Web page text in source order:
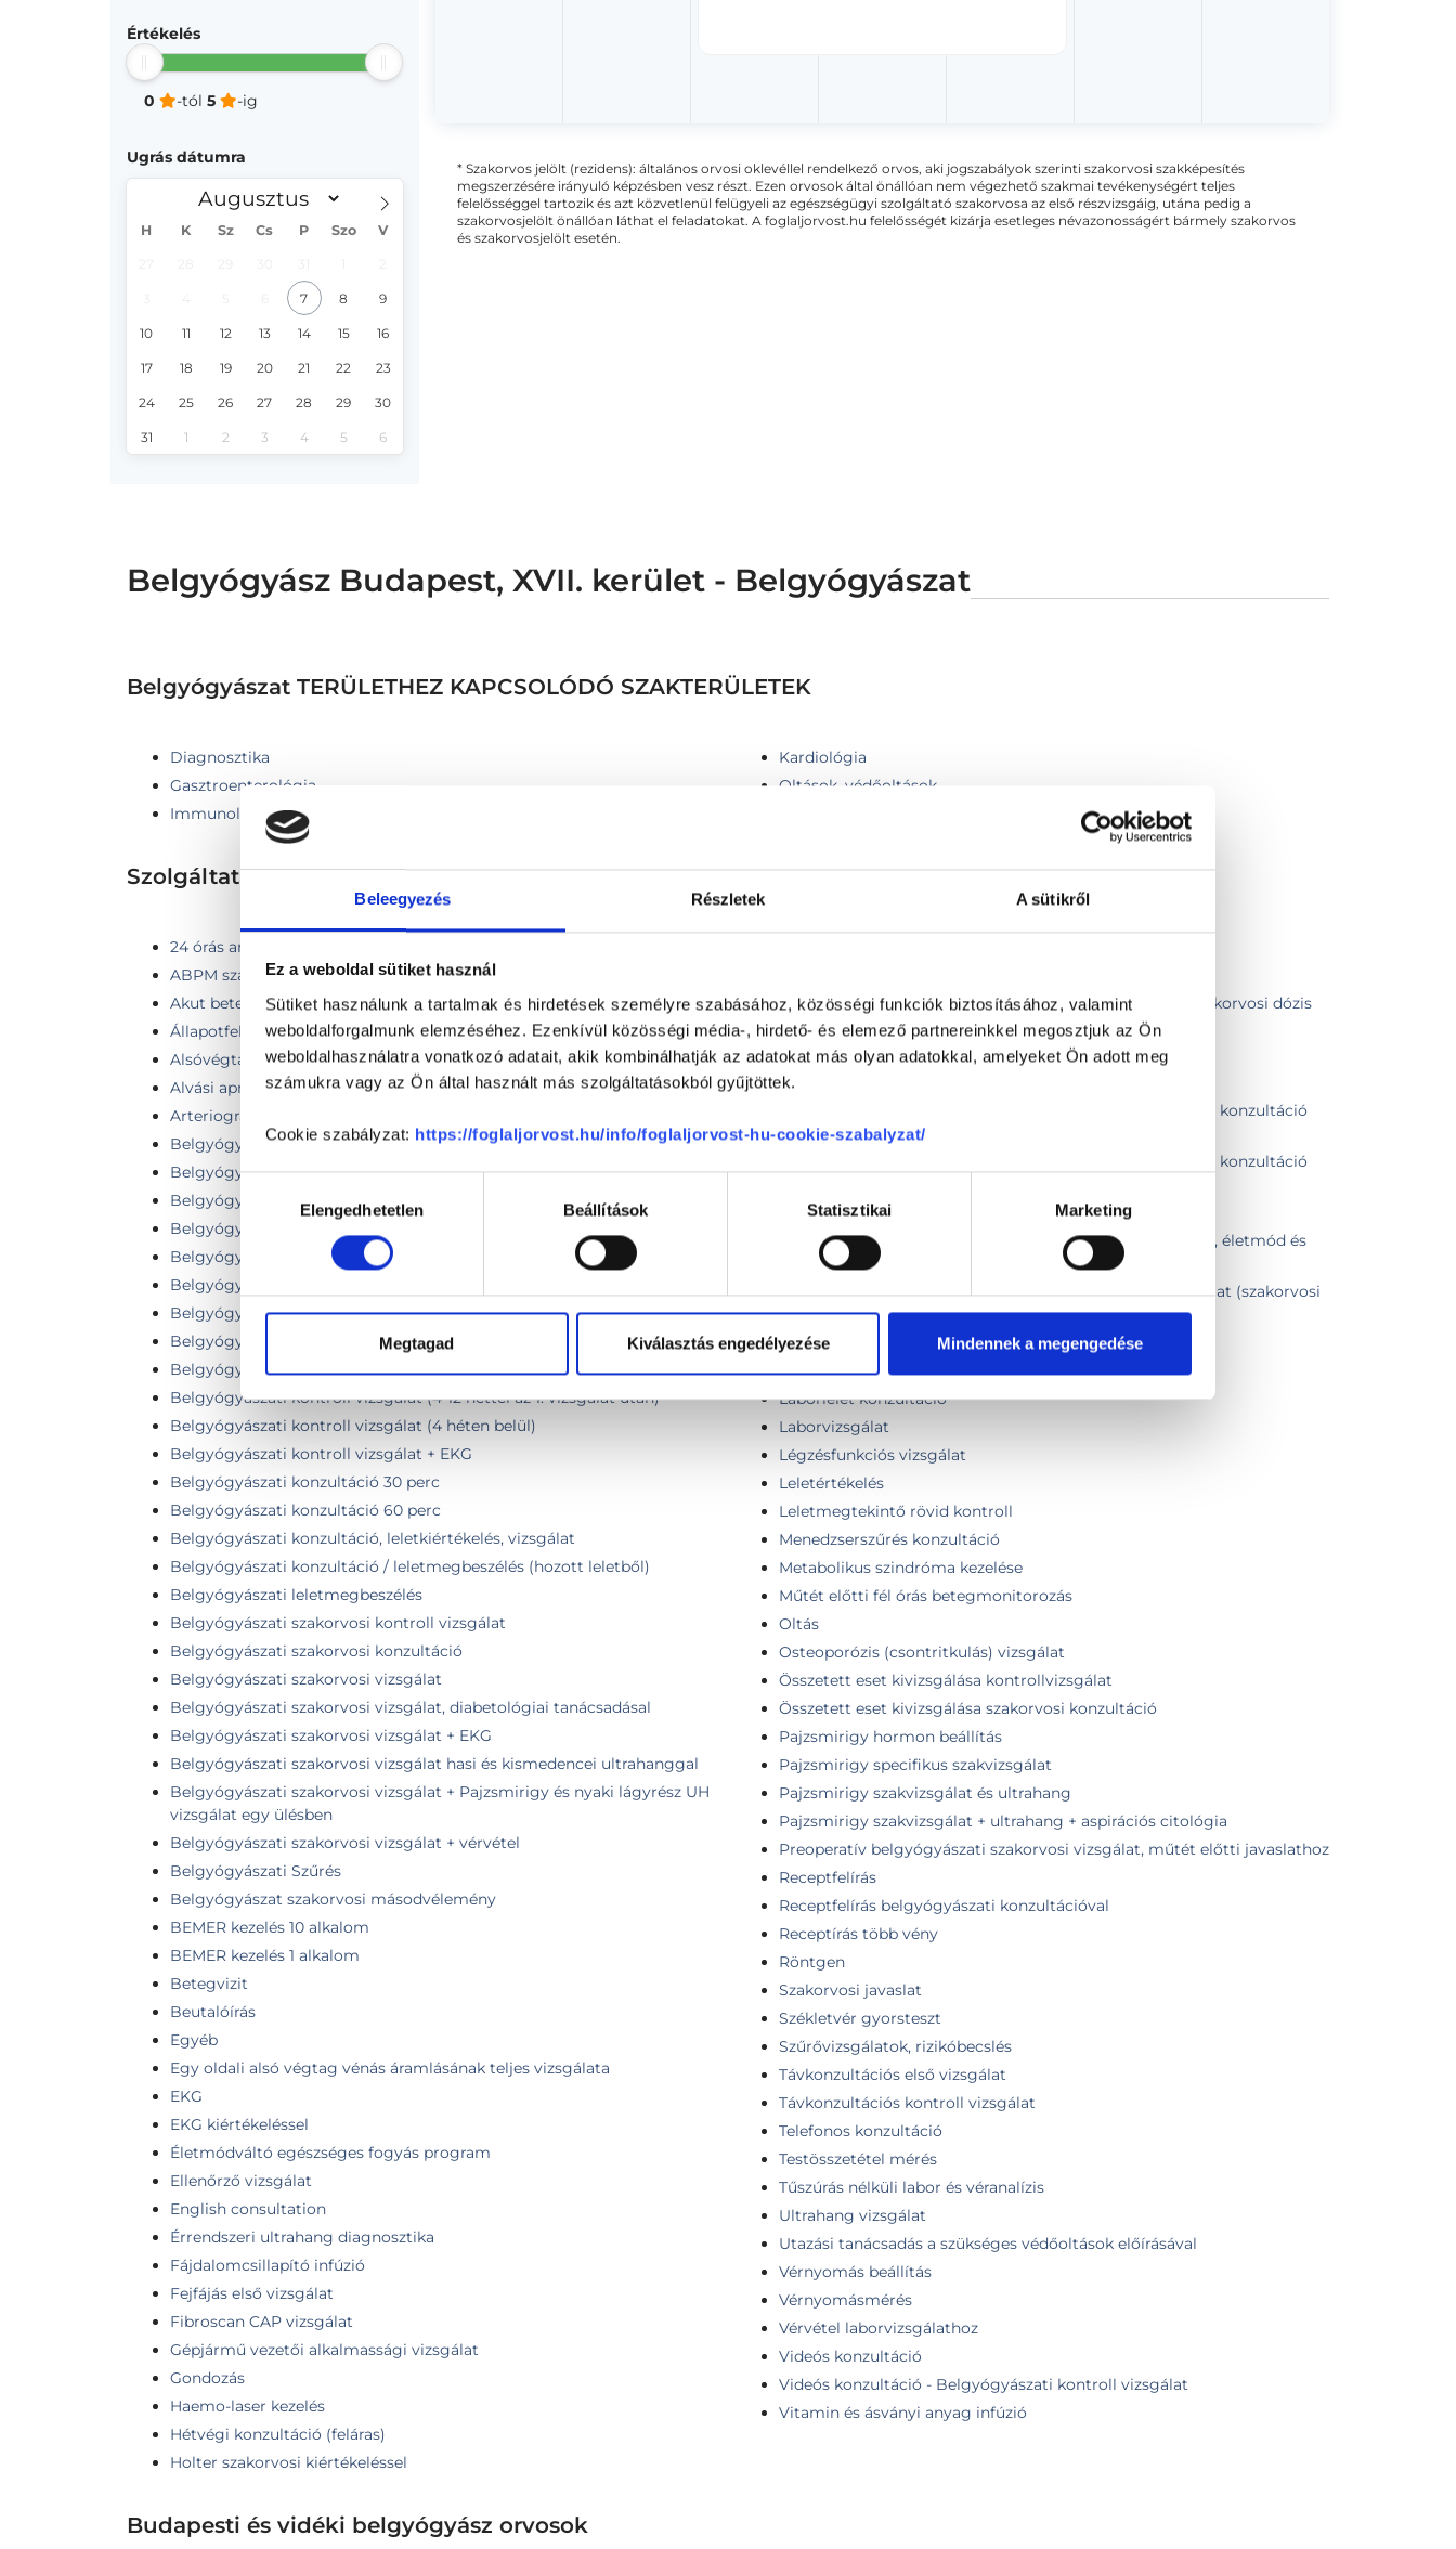
Beleegyezés Részletek A sütikről
Ez a weboldal sütiket használ
Sütiket használunk a tartalmak és hirdetések személyre szabásához, közösségi funkciók biztosításához, valamint
weboldalforgalmunk elemzéséhez. Ezenkívül közösségi média-, hirdető- és elemező partnereinkkel megosztjuk az Ön
weboldalhasználatra vonatkozó adatait, akik kombinálhatják az adatokat más olyan adatokkal, amelyeket Ön adott meg
számukra vagy az Ön által használt más szolgáltatásokból gyűjtöttek.
Cookie szabályzat: https://foglaljorvost.hu/info/foglaljorvost-hu-cookie-szabalyzat/
kiválasztásaElengedhetetlen Beállítások Statisztikai Marketing
Megtagad Kiválasztás engedélyezése Mindennek a megengedése
Értékelés
0 -tól 5 -ig
Ugrás dátumra
H K Sz Cs P Szo V
7 8 9
10 11 12 13 14 15 16
17 18 19 20 21 22 23
24 25 26 27 28 29 30
31 1 2 3 4 5 6
* Szakorvos jelölt (rezidens): általános orvosi oklevéllel rendelkező orvos, aki jogszabályok szerinti szakorvosi szakképesítés
megszerzésére irányuló képzésben vesz részt. Ezen orvosok által önállóan nem végezhető szakmai tevékenységért teljes
felelősséggel tartozik és azt közvetlenül felügyeli az egészségügyi szolgáltató szakorvosa az első részvizsgáig, utána pedig a
szakorvosjelölt önállóan láthat el feladatokat. A foglaljorvost.hu felelősségét kizárja esetleges névazonosságért bármely szakorvos
és szakorvosjelölt esetén.
Belgyógyász Budapest, XVII. kerület - Belgyógyászat
Belgyógyászat TERÜLETHEZ KAPCSOLÓDÓ SZAKTERÜLETEK
Diagnosztika
Gasztroenterológia
Immunológia
Kardiológia
Oltások, védőoltások
Szolgáltatások
24 órás ambuláns vérnyomás monitorozás (ABPM)
ABPM szakorvosi kiértékeléssel
Akut betegségek kezelése
Állapotfelmérés
Alsóvégtagi Doppler ultrahang - két végtag
Alvási apnoe monitorozás
Arteriográf vizsgálat
Belgyógyászati áttekintő vizsgálat
Belgyógyászati-endokrinológiai szakorvosi kontroll
Belgyógyászati-endokrinológiai szakorvosi konzultáció
Belgyógyászati - endokrinológiai szakorvosi video konzultáció
Belgyógyászati - Endokrinológiai szakorvosi video konzultáció, kontroll
Belgyógyászati és kardiológiai szakorvosi vizsgálat
Belgyógyászati és kardiológia szakorvosi vizsgálat + szív ultrahang
Belgyógyászati kontroll vizsgálat
Belgyógyászati kontroll vizsgálat (3 hónapon belül)
Belgyógyászati kontroll vizsgálat (4-12 héttel az 1. vizsgálat után)
Belgyógyászati kontroll vizsgálat (4 héten belül)
Belgyógyászati kontroll vizsgálat + EKG
Belgyógyászati konzultáció 30 perc
Belgyógyászati konzultáció 60 perc
Belgyógyászati konzultáció, leletkiértékelés, vizsgálat
Belgyógyászati konzultáció / leletmegbeszélés (hozott leletből)
Belgyógyászati leletmegbeszélés
Belgyógyászati szakorvosi kontroll vizsgálat
Belgyógyászati szakorvosi konzultáció
Belgyógyászati szakorvosi vizsgálat
Belgyógyászati szakorvosi vizsgálat, diabetológiai tanácsadásal
Belgyógyászati szakorvosi vizsgálat + EKG
Belgyógyászati szakorvosi vizsgálat hasi és kismedencei ultrahanggal
Belgyógyászati szakorvosi vizsgálat + Pajzsmirigy és nyaki lágyrész UH
vizsgálat egy ülésben
Belgyógyászati szakorvosi vizsgálat + vérvétel
Belgyógyászati Szűrés
Belgyógyászat szakorvosi másodvélemény
BEMER kezelés 10 alkalom
BEMER kezelés 1 alkalom
Betegvizit
Beutalóírás
Egyéb
Egy oldali alsó végtag vénás áramlásának teljes vizsgálata
EKG
EKG kiértékeléssel
Életmódváltó egészséges fogyás program
Ellenőrző vizsgálat
English consultation
Érrendszeri ultrahang diagnosztika
Fájdalomcsillapító infúzió
Fejfájás első vizsgálat
Fibroscan CAP vizsgálat
Gépjármű vezetői alkalmassági vizsgálat
Gondozás
Haemo-laser kezelés
Hétvégi konzultáció (feláras)
Holter szakorvosi kiértékeléssel
INR beállítás szakorvos által (10 alkalmas INR vérvétel, szakorvosi dózis
beállítás távkonzultációval)
Intramusculáris injekció beadása
Intravénás injekció beadása
Iránymutatás egészségmegőrzési és életmódváltási céllal konzultáció
30 perc
Iránymutatás egészségmegőrzési és életmódváltási céllal konzultáció
Jogosítvány hosszabbítás diabetológiai javaslatra
Komplex egészségterv készítése kivizsgálási, kezelési terv, életmód és
táplálkozási tanácsokkal
Komplex pajzsmirigy-, nyaki és lágyrész Ultrahang vizsgálat (szakorvosi
vizsgálattal egy ülésben)
Konzultáció, általános vizsgálat
Krónikus betegségek kezelése
Laborlelet konzultáció
Laborvizsgálat
Légzésfunkciós vizsgálat
Leletértékelés
Leletmegtekintő rövid kontroll
Menedzserszűrés konzultáció
Metabolikus szindróma kezelése
Műtét előtti fél órás betegmonitorozás
Oltás
Osteoporózis (csontritkulás) vizsgálat
Összetett eset kivizsgálása kontrollvizsgálat
Összetett eset kivizsgálása szakorvosi konzultáció
Pajzsmirigy hormon beállítás
Pajzsmirigy specifikus szakvizsgálat
Pajzsmirigy szakvizsgálat és ultrahang
Pajzsmirigy szakvizsgálat + ultrahang + aspirációs citológia
Preoperatív belgyógyászati szakorvosi vizsgálat, műtét előtti javaslathoz
Receptfelírás
Receptfelírás belgyógyászati konzultációval
Receptírás több vény
Röntgen
Szakorvosi javaslat
Székletvér gyorsteszt
Szűrővizsgálatok, rizikóbecslés
Távkonzultációs első vizsgálat
Távkonzultációs kontroll vizsgálat
Telefonos konzultáció
Testösszetétel mérés
Tűszúrás nélküli labor és véranalízis
Ultrahang vizsgálat
Utazási tanácsadás a szükséges védőoltások előírásával
Vérnyomás beállítás
Vérnyomásmérés
Vérvétel laborvizsgálathoz
Videós konzultáció
Videós konzultáció - Belgyógyászati kontroll vizsgálat
Vitamin és ásványi anyag infúzió
Budapesti és vidéki belgyógyász orvosok